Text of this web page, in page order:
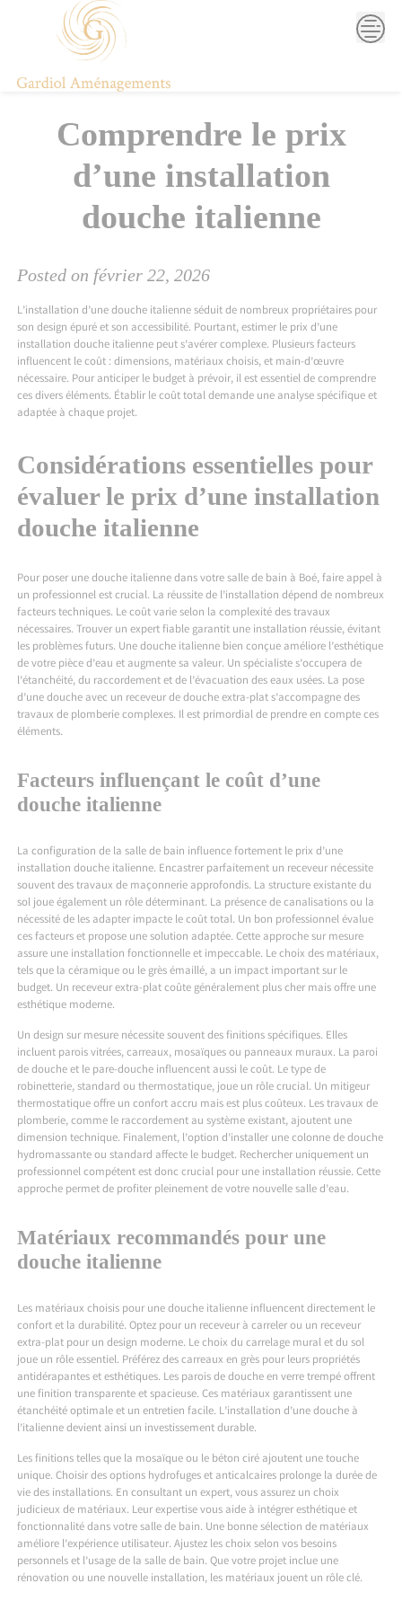
Comprendre le prix
d’une installation
douche italienne
Posted on février 22, 2026
L’installation d’une douche italienne séduit de nombreux propriétaires pour
son design épuré et son accessibilité. Pourtant, estimer le prix d’une
installation douche italienne peut s’avérer complexe. Plusieurs facteurs
influencent le coût : dimensions, matériaux choisis, et main-d’œuvre
nécessaire. Pour anticiper le budget à prévoir, il est essentiel de comprendre
ces divers éléments. Établir le coût total demande une analyse spécifique et
adaptée à chaque projet.
Considérations essentielles pour
évaluer le prix d’une installation
douche italienne
Pour poser une douche italienne dans votresalle de bain à Boé, faire appel à
un professionnel est crucial. La réussite de l’installation dépend de nombreux
facteurs techniques. Le coût varie selon la complexité des travaux
nécessaires. Trouver un expert fiable garantit une installation réussie, évitant
les problèmes futurs. Une douche italienne bien conçue améliore l’esthétique
de votre pièce d’eau et augmente sa valeur. Un spécialiste s’occupera de
l’étanchéité, du raccordement et de l’évacuation des eaux usées. La pose
d’une douche avec un receveur de douche extra-plat s’accompagne des
travaux de plomberie complexes. Il est primordial de prendre en compte ces
éléments.
Facteurs influençant le coût d’une
douche italienne
La configuration de la salle de bain influence fortement le prix d’une
installation douche italienne. Encastrer parfaitement un receveur nécessite
souvent des travaux de maçonnerie approfondis. La structure existante du
sol joue également un rôle déterminant. La présence de canalisations ou la
nécessité de les adapter impacte le coût total. Un bon professionnel évalue
ces facteurs et propose une solution adaptée. Cette approche sur mesure
assure une installation fonctionnelle et impeccable. Le choix des matériaux,
tels que la céramique ou le grès émaillé, a un impact important sur le
budget. Un receveur extra-plat coûte généralement plus cher mais offre une
esthétique moderne.
Un design sur mesure nécessite souvent des finitions spécifiques. Elles
incluent parois vitrées, carreaux, mosaïques ou panneaux muraux. La paroi
de douche et le pare-douche influencent aussi le coût. Le type de
robinetterie, standard ou thermostatique, joue un rôle crucial. Un mitigeur
thermostatique offre un confort accru mais est plus coûteux. Les travaux de
plomberie, comme le raccordement au système existant, ajoutent une
dimension technique. Finalement, l’option d’installer une colonne de douche
hydromassante ou standard affecte le budget. Rechercher uniquement un
professionnel compétent est donc crucial pour une installation réussie. Cette
approche permet de profiter pleinement de votre nouvelle salle d’eau.
Matériaux recommandés pour une
douche italienne
Les matériaux choisis pour une douche italienne influencent directement le
confort et la durabilité. Optez pour un receveur à carreler ou un receveur
extra-plat pour un design moderne. Le choix du carrelage mural et du sol
joue un rôle essentiel. Préférez des carreaux en grès pour leurs propriétés
antidérapantes et esthétiques. Les parois de douche en verre trempé offrent
une finition transparente et spacieuse. Ces matériaux garantissent une
étanchéité optimale et un entretien facile. L’installation d’une douche à
l’italienne devient ainsi un investissement durable.
Les finitions telles que la mosaïque ou le béton ciré ajoutent une touche
unique. Choisir des options hydrofuges et anticalcaires prolonge la durée de
vie des installations. En consultant un expert, vous assurez un choix
judicieux de matériaux. Leur expertise vous aide à intégrer esthétique et
fonctionnalité dans votre salle de bain. Une bonne sélection de matériaux
améliore l’expérience utilisateur. Ajustez les choix selon vos besoins
personnels et l’usage de la salle de bain. Que votre projet inclue une
rénovation ou une nouvelle installation, les matériaux jouent un rôle clé.